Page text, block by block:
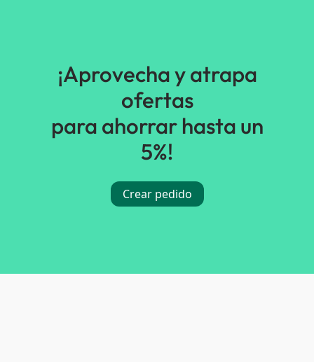
¡Aprovecha y atrapa
ofertas
para ahorrar hasta un
5%!
Crear pedido